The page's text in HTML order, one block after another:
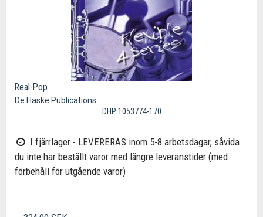
Real-Pop
De Haske Publications
DHP 1053774-170
I fjärrlager - LEVERERAS inom 5-8 arbetsdagar, såvida
du inte har beställt varor med längre leveranstider (med
förbehåll för utgående varor)